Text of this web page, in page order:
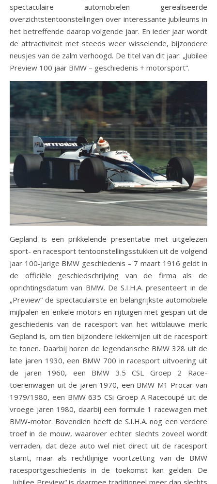
spectaculaire automobielen gerealiseerde
overzichtstentoonstellingen over interessante jubileums in
het betreffende daarop volgende jaar. En ieder jaar wordt
de attractiviteit met steeds weer wisselende, bijzondere
neusjes van de zalm verhoogd. De titel van dit jaar: „Jubilee
Preview 100 jaar BMW – geschiedenis + motorsport“.
Gepland is een prikkelende presentatie met uitgelezen
sport- en racesport tentoonstellingsstukken uit de volgend
jaar 100-jarige BMW geschiedenis – 7 maart 1916 geldt in
de officiële geschiedschrijving van de firma als de
oprichtingsdatum van BMW. De S.I.H.A. presenteert in de
„Preview“ de spectaculairste en belangrijkste automobiele
mijlpalen en enkele motors en rijtuigen met gespan uit de
geschiedenis van de racesport van het witblauwe merk:
Gepland is, om tien bijzondere lekkernijen uit de racesport
te tonen. Daarbij horen de legendarische BMW 328 uit de
late jaren 1930, een BMW 700 in racesport uitvoering uit
de jaren 1960, een BMW 3.5 CSL Groep 2 Race-
toerenwagen uit de jaren 1970, een BMW M1 Procar van
1979/1980, een BMW 635 CSi Groep A Racecoupé uit de
vroege jaren 1980, daarbij een formule 1 racewagen met
BMW-motor. Bovendien heeft de S.I.H.A. nog een verdere
troef in de mouw, waarover echter slechts zoveel wordt
verraden, dat deze auto wel niet direct uit de racesport
stamt, maar als rechtlijnige voortzetting van de BMW
racesportgeschiedenis in de toekomst kan gelden. De